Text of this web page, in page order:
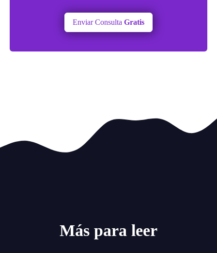
Enviar Consulta Gratis
Más para leer